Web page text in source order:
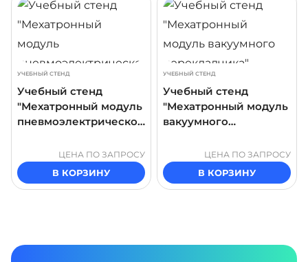
УЧЕБНЫЙ СТЕНД
Учебный стенд
"Мехатронный модуль
пневмоэлектрическог
ЦЕНА ПО ЗАПРОСУ
В КОРЗИНУ
УЧЕБНЫЙ СТЕНД
Учебный стенд
"Мехатронный модуль
вакуумного
ЦЕНА ПО ЗАПРОСУ
В КОРЗИНУ